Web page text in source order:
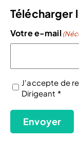
Télécharger
Votre e-mail
(Nécessaire)
J'accepte de
Dirigeant *
Envoyer